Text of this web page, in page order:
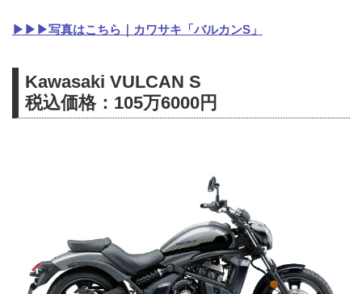
▶▶▶写真はこちら｜カワサキ「バルカンS」
Kawasaki VULCAN S
税込価格：105万6000円